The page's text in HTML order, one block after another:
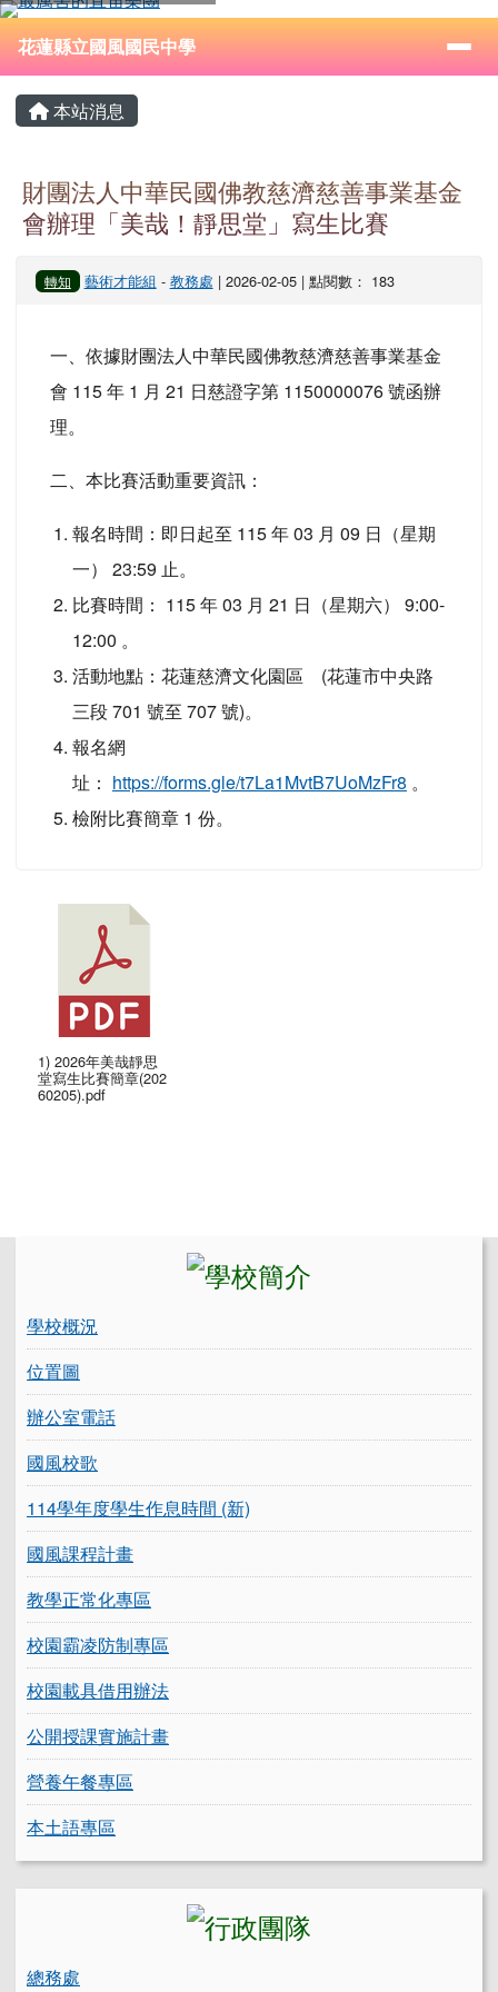
跳至主內容區
花蓮縣立國風國民中學
⏸
導覽列
花蓮縣立國風國民中學
主內容區域
本站消息
財團法人中華民國佛教慈濟慈善事業基金
會辦理「美哉！靜思堂」寫生比賽
轉知 藝術才能組 - 教務處 | 2026-02-05 | 點閱數： 183
一、依據財團法人中華民國佛教慈濟慈善事業基金
會 115 年 1 月 21 日慈證字第 1150000076 號函辦
理。
二、本比賽活動重要資訊：
報名時間：即日起至 115 年 03 月 09 日（星期
一） 23:59 止。
比賽時間： 115 年 03 月 21 日（星期六） 9:00-
12:00 。
活動地點：花蓮慈濟文化園區 (花蓮市中央路
三段 701 號至 707 號)。
報名網
址： https://forms.gle/t7La1MvtB7UoMzFr8 。
檢附比賽簡章 1 份。
1) 2026年美哉靜思
堂寫生比賽簡章(202
60205).pdf
學校概況
位置圖
辦公室電話
國風校歌
114學年度學生作息時間 (新)
國風課程計畫
教學正常化專區
校園霸凌防制專區
校園載具借用辦法
公開授課實施計畫
營養午餐專區
本土語專區
總務處
頁尾區域